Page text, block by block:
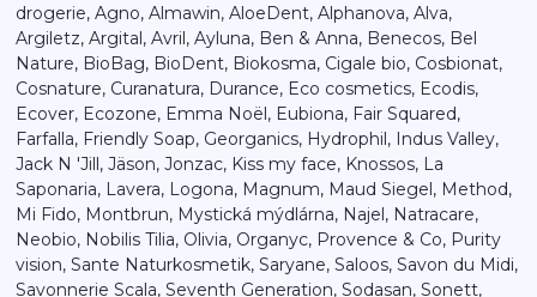
drogerie, Agno, Almawin, AloeDent, Alphanova, Alva,
Argiletz, Argital, Avril, Ayluna, Ben & Anna, Benecos, Bel
Nature, BioBag, BioDent, Biokosma, Cigale bio, Cosbionat,
Cosnature, Curanatura, Durance, Eco cosmetics, Ecodis,
Ecover, Ecozone, Emma Noël, Eubiona, Fair Squared,
Farfalla, Friendly Soap, Georganics, Hydrophil, Indus Valley,
Jack N 'Jill, Jäson, Jonzac, Kiss my face, Knossos, La
Saponaria, Lavera, Logona, Magnum, Maud Siegel, Method,
Mi Fido, Montbrun, Mystická mýdlárna, Najel, Natracare,
Neobio, Nobilis Tilia, Olivia, Organyc, Provence & Co, Purity
vision, Sante Naturkosmetik, Saryane, Saloos, Savon du Midi,
Savonnerie Scala, Seventh Generation, Sodasan, Sonett,